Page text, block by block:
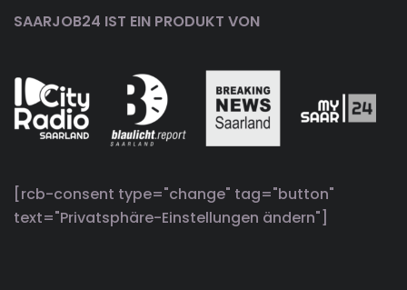
SAARJOB24 IST EIN PRODUKT VON
[rcb-consent type="change" tag="button"
text="Privatsphäre-Einstellungen ändern"]